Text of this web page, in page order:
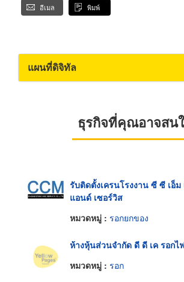
อีเมล พิมพ์
แผนที่ดิจิทัล
ธุรกิจที่คุณอาจสน
รับติดตั้งเครนโรงงาน ซี ซี เอ็ม
แอนด์ เซอร์วิส
หมวดหมู่ : รอกยกของ
ห้างหุ้นส่วนจำกัด ดี ดี เค รอกไ
หมวดหมู่ : รอก